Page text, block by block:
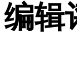
编辑